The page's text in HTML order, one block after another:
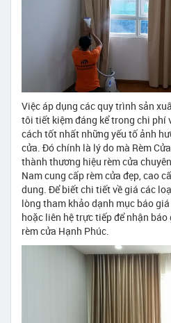
Việc áp dụng các quy trình sản
tôi tiết kiệm đáng kể trong chi phí
cách tốt nhất những yếu tố ảnh
cửa. Đó chính là lý do mà Rèm
thành thương hiệu rèm cửa
Nam cung cấp rèm cửa đẹp, cao
dung. Để biết chi tiết về giá các
lòng tham khảo dạnh mục báo
hoặc liên hệ trực tiếp để nhận
rèm cửa Hạnh Phúc.